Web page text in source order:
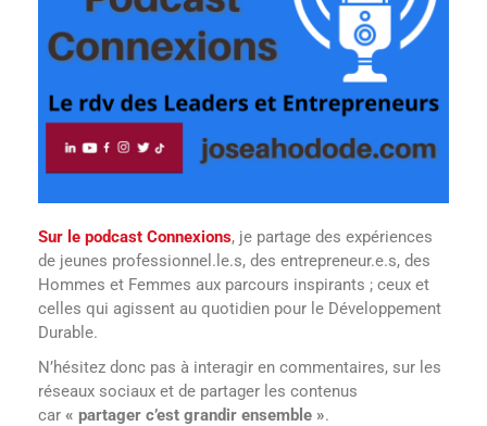
Sur le podcast Connexions, je partage des expériences
de jeunes professionnel.le.s, des entrepreneur.e.s, des
Hommes et Femmes aux parcours inspirants ; ceux et
celles qui agissent au quotidien pour le Développement
Durable.
N’hésitez donc pas à interagir en commentaires, sur les
réseaux sociaux et de partager les contenus
car « partager c’est grandir ensemble ».